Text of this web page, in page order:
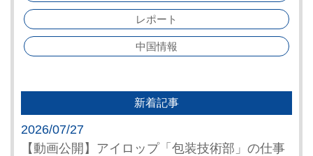
レポート
中国情報
新着記事
2026/07/27
【動画公開】アイロップ「包装技術部」の仕事